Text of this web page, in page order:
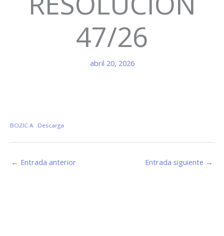
47/26
abril 20, 2026
BOZIC A Descarga
← Entrada anterior Entrada siguiente →